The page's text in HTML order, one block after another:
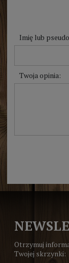
Imię lub
Twoja opinia:
Otrzymuj
Twojej skrzynki: